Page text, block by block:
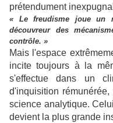
prétendument
« Le freudisme joue
découvreur des
contrôle. »
Mais l'espace
incite toujours à la
s'effectue dans un
d'inquisition
science analytique.
devient la plus grande